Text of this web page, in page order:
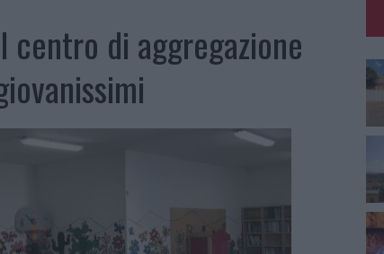
OLBIA, LA PRIMA AL MOLO BRIN È UN SUCCESSO
centro di aggregazione